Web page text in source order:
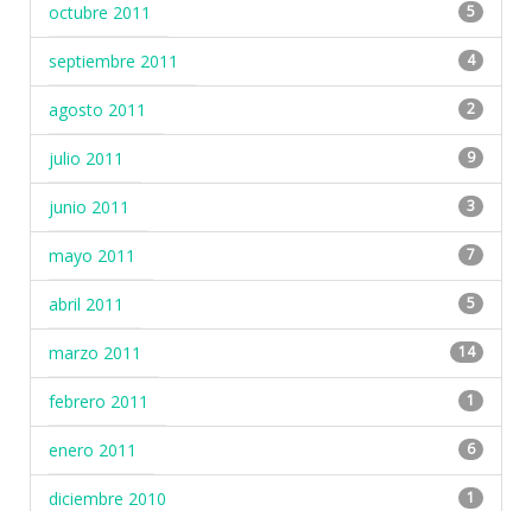
octubre 2011 5
septiembre 2011 4
agosto 2011 2
julio 2011 9
junio 2011 3
mayo 2011 7
abril 2011 5
marzo 2011 14
febrero 2011 1
enero 2011 6
diciembre 2010 1